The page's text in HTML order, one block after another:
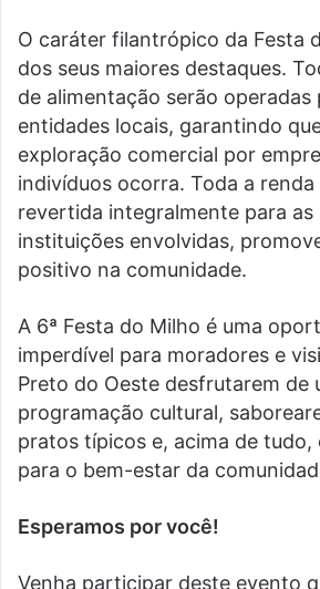
O caráter filantrópico da Festa
dos seus maiores destaques.
de alimentação serão operadas
entidades locais, garantindo
exploração comercial por
indivíduos ocorra. Toda a renda
revertida integralmente para as
instituições envolvidas,
positivo na comunidade.
A 6ª Festa do Milho é uma
imperdível para moradores e
Preto do Oeste desfrutarem de
programação cultural,
pratos típicos e, acima de tudo,
para o bem-estar da
Esperamos por você!
Venha participar deste evento